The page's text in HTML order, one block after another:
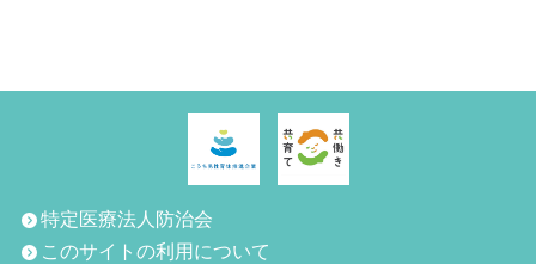
特定医療法人防治会
このサイトの利用について